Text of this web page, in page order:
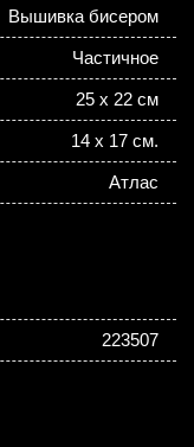
Вышивка бисером
Частичное
25 x 22 см
14 х 17 см.
Атлас
223507